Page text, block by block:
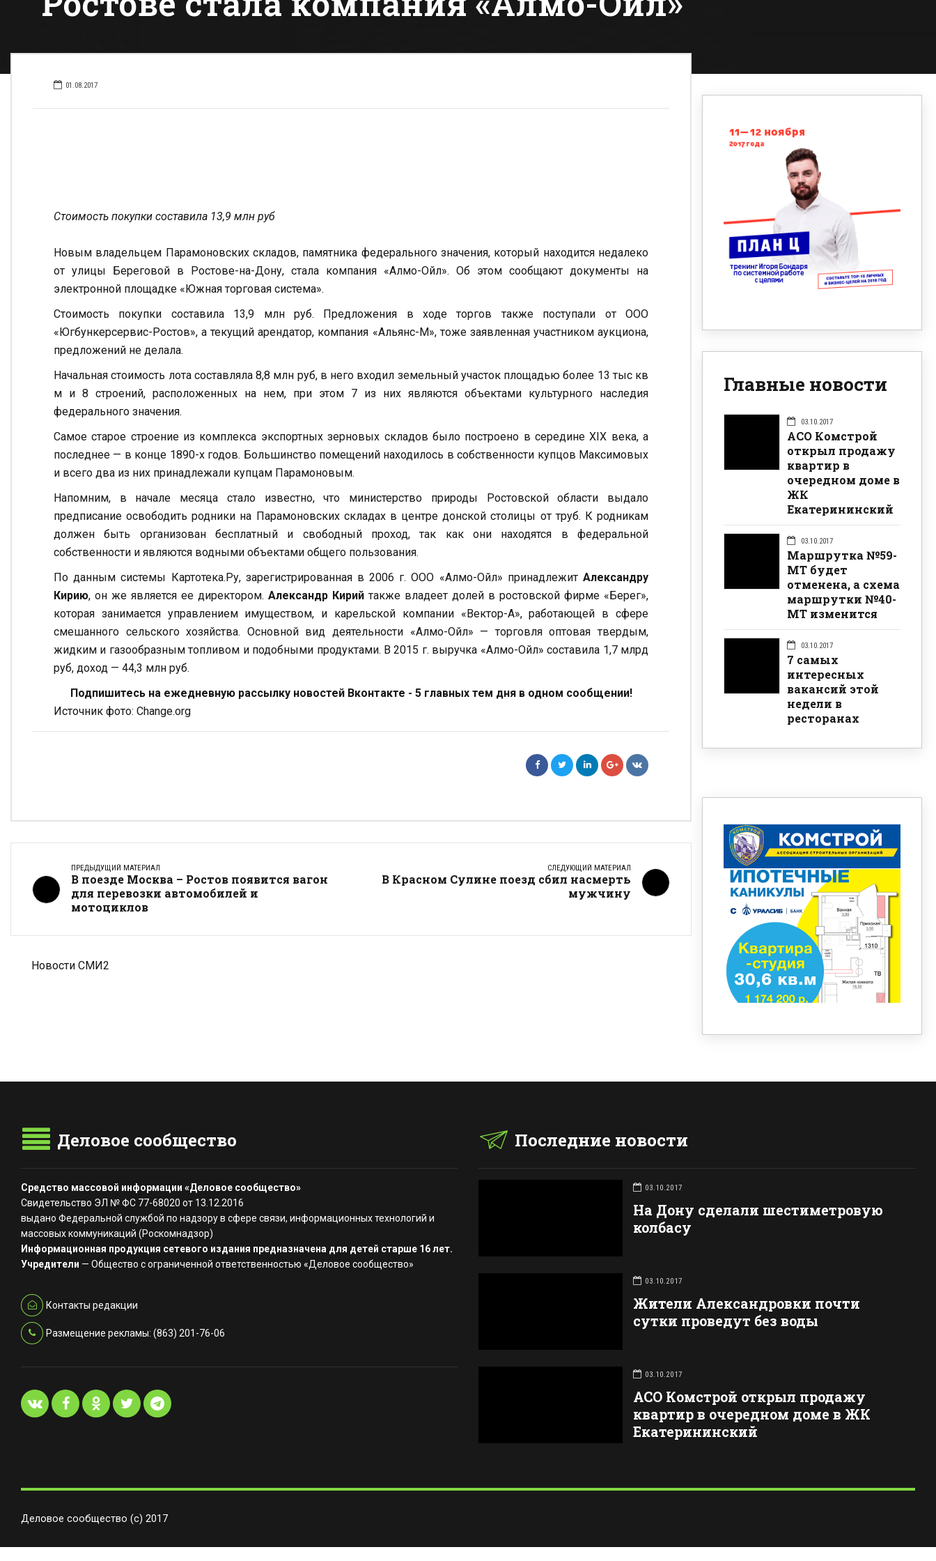
01.08.2017
Стоимость покупки составила 13,9 млн руб
Новым владельцем Парамоновских складов, памятника федерального значения, который находится недалеко
от улицы Береговой в Ростове-на-Дону, стала компания «Алмо-Ойл». Об этом сообщают документы на
электронной площадке «Южная торговая система».
Стоимость покупки составила 13,9 млн руб. Предложения в ходе торгов также поступали от ООО
«Югбункерсервис-Ростов», а текущий арендатор, компания «Альянс-М», тоже заявленная участником аукциона,
предложений не делала.
Начальная стоимость лота составляла 8,8 млн руб, в него входил земельный участок площадью более 13 тыс кв
м и 8 строений, расположенных на нем, при этом 7 из них являются объектами культурного наследия
федерального значения.
Самое старое строение из комплекса экспортных зерновых складов было построено в середине XIX века, а
последнее — в конце 1890-х годов. Большинство помещений находилось в собственности купцов Максимовых
и всего два из них принадлежали купцам Парамоновым.
Напомним, в начале месяца стало известно, что министерство природы Ростовской области выдало
предписание освободить родники на Парамоновских складах в центре донской столицы от труб. К родникам
должен быть организован бесплатный и свободный проход, так как они находятся в федеральной
собственности и являются водными объектами общего пользования.
По данным системы Картотека.Ру, зарегистрированная в 2006 г. ООО «Алмо-Ойл» принадлежит Александру
Кирию, он же является ее директором. Александр Кирий также владеет долей в ростовской фирме «Берег»,
которая занимается управлением имуществом, и карельской компании «Вектор-А», работающей в сфере
смешанного сельского хозяйства. Основной вид деятельности «Алмо-Ойл» — торговля оптовая твердым,
жидким и газообразным топливом и подобными продуктами. В 2015 г. выручка «Алмо-Ойл» составила 1,7 млрд
руб, доход — 44,3 млн руб.
Подпишитесь на ежедневную рассылку новостей Вконтакте - 5 главных тем дня в одном сообщении!
Источник фото: Change.org
ПРЕДЫДУЩИЙ МАТЕРИАЛ
В поезде Москва – Ростов появится вагон
для перевозки автомобилей и
мотоциклов
СЛЕДУЮЩИЙ МАТЕРИАЛ
В Красном Сулине поезд сбил насмерть
мужчину
Новости СМИ2
Главные новости
03.10.2017
АСО Комстрой
открыл продажу
квартир в
очередном доме в
ЖК
Екатерининский
03.10.2017
Маршрутка №59-
МТ будет
отменена, а схема
маршрутки №40-
МТ изменится
03.10.2017
7 самых
интересных
вакансий этой
недели в
ресторанах
Деловое сообщество
Средство массовой информации «Деловое сообщество»
Свидетельство ЭЛ № ФС 77-68020 от 13.12.2016
выдано Федеральной службой по надзору в сфере связи, информационных технологий и
массовых коммуникаций (Роскомнадзор)
Информационная продукция сетевого издания предназначена для детей старше 16 лет.
Учредители — Общество с ограниченной ответственностью «Деловое сообщество»
Контакты редакции
Размещение рекламы: (863) 201-76-06
Последние новости
03.10.2017
На Дону сделали шестиметровую
колбасу
03.10.2017
Жители Александровки почти
сутки проведут без воды
03.10.2017
АСО Комстрой открыл продажу
квартир в очередном доме в ЖК
Екатерининский
Деловое сообщество (с) 2017